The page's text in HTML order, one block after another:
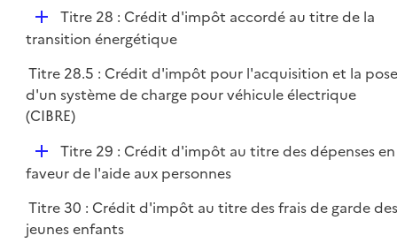
D
é
l
i
e
Titre 28 : Crédit d'impôt accordé au titre de la
transition énergétique
Titre 28.5 : Crédit d'impôt pour l'acquisition et la
d'un système de charge pour véhicule électrique
(CIBRE)
D
é
l
i
Titre 29 : Crédit d'impôt au titre des dépenses en
faveur de l'aide aux personnes
Titre 30 : Crédit d'impôt au titre des frais de garde
jeunes enfants